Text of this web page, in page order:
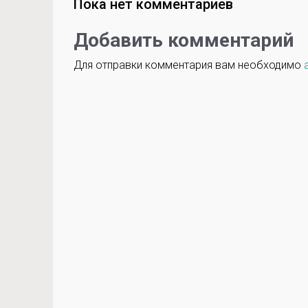
Пока нет комментариев
Добавить комментарий
Для отправки комментария вам необходимо